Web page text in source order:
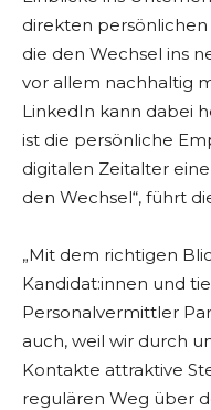
direkten
die den Wechsel ins
vor allem nachhaltig
LinkedIn kann dabei
ist die persönliche
digitalen Zeitalter
den Wechsel“, führt
„Mit dem richtigen
Kandidat:innen und
Personalvermittler
auch, weil wir durch
Kontakte attraktive
regulären Weg über